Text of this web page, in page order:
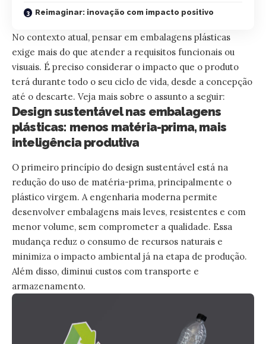
Reimaginar: inovação com impacto positivo
No contexto atual, pensar em embalagens plásticas
exige mais do que atender a requisitos funcionais ou
visuais. É preciso considerar o impacto que o produto
terá durante todo o seu ciclo de vida, desde a concepção
até o descarte. Veja mais sobre o assunto a seguir:
Design sustentável nas embalagens
plásticas: menos matéria-prima, mais
inteligência produtiva
O primeiro princípio do design sustentável está na
redução do uso de matéria-prima, principalmente o
plástico virgem. A engenharia moderna permite
desenvolver embalagens mais leves, resistentes e com
menor volume, sem comprometer a qualidade. Essa
mudança reduz o consumo de recursos naturais e
minimiza o impacto ambiental já na etapa de produção.
Além disso, diminui custos com transporte e
armazenamento.